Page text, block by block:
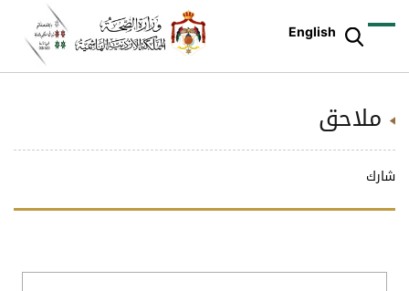
English
ملاحق
شارك